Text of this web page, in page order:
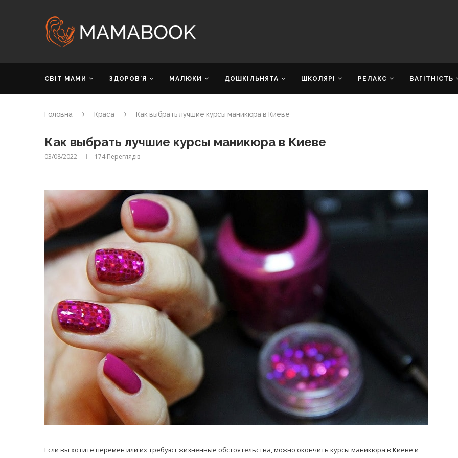
СВІТ МАМИ ЗДОРОВ’Я МАЛЮКИ ДОШКІЛЬНЯТА ШКОЛЯРІ РЕЛАКС ВАГІТНІСТЬ
Головна Краса Как выбрать лучшие курсы маникюра в Киеве
Как выбрать лучшие курсы маникюра в Киеве
03/08/2022 174Переглядів
Если вы хотите перемен или их требуют жизненные обстоятельства, можно окончить курсы маникюра в Киеве и
принимать
никакого кипятка
Лікарі назвали симптоми
коронавірусу в дітей
14/Бер/2020
легендарного супа доктора
Моро, который без...